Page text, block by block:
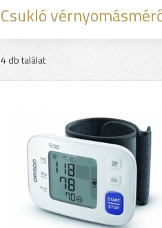
Csukló
4 db találat